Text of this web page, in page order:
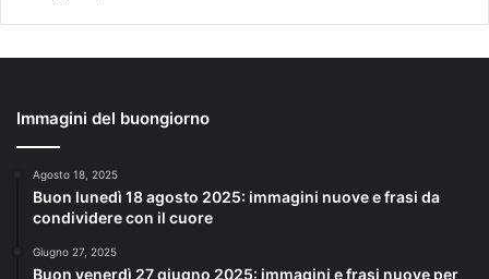
Immagini del buongiorno
Agosto 18, 2025
Buon lunedì 18 agosto 2025: immagini nuove e frasi da
condividere con il cuore
Giugno 27, 2025
Buon venerdì 27 giugno 2025: immagini e frasi nuove per